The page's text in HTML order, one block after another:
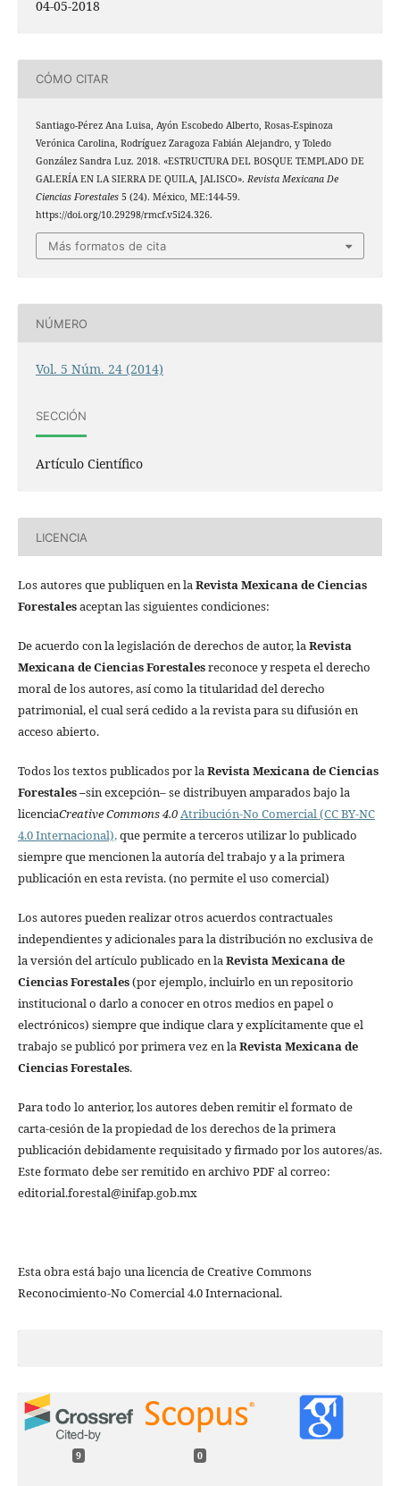
04-05-2018
CÓMO CITAR
Santiago-Pérez Ana Luisa, Ayón Escobedo Alberto, Rosas-Espinoza
Verónica Carolina, Rodríguez Zaragoza Fabián Alejandro, y Toledo
González Sandra Luz. 2018. «ESTRUCTURA DEL BOSQUE TEMPLADO DE
GALERÍA EN LA SIERRA DE QUILA, JALISCO». Revista Mexicana De
Ciencias Forestales5 (24). México, ME:144-59.
https://doi.org/10.29298/rmcf.v5i24.326.
Más formatos de cita
NÚMERO
Vol. 5 Núm. 24 (2014)
SECCIÓN
Artículo Científico
LICENCIA
Los autores que publiquen en laRevista Mexicana de Ciencias
Forestalesaceptan las siguientes condiciones:
De acuerdo con la legislación de derechos de autor, laRevista
Mexicana de Ciencias Forestalesreconoce y respeta el derecho
moral de los autores, así como la titularidad del derecho
patrimonial, el cual será cedido a la revista para su difusión en
acceso abierto.
Todos los textos publicados por laRevista Mexicana de Ciencias
Forestales–sin excepción– se distribuyen amparados bajo la
licenciaCreative Commons 4.0Atribución-No Comercial (CC BY-NC
4.0 Internacional),que permite a terceros utilizar lo publicado
siempre que mencionen la autoría del trabajo y a la primera
publicación en esta revista. (no permite el uso comercial)
Los autores pueden realizar otros acuerdos contractuales
independientes y adicionales para la distribución no exclusiva de
la versión del artículo publicado en laRevista Mexicana de
Ciencias Forestales(por ejemplo, incluirlo en un repositorio
institucional o darlo a conocer en otros medios en papel o
electrónicos) siempre que indique clara y explícitamente que el
trabajo se publicó por primera vez en laRevista Mexicana de
Ciencias Forestales.
Para todo lo anterior, los autores deben remitir el formato de
carta-cesión de la propiedad de los derechos de la primera
publicación debidamente requisitado y firmado por los autores/as.
Este formato debe ser remitido en archivo PDF al correo:
editorial.forestal@inifap.gob.mx
Esta obra está bajo una licencia de Creative Commons
Reconocimiento-No Comercial 4.0 Internacional.
9 0